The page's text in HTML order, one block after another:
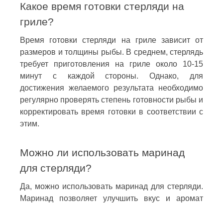
Какое время готовки стерляди на
гриле?
Время готовки стерляди на гриле зависит от
размеров и толщины рыбы. В среднем, стерлядь
требует приготовления на гриле около 10-15
минут с каждой стороны. Однако, для
достижения желаемого результата необходимо
регулярно проверять степень готовности рыбы и
корректировать время готовки в соответствии с
этим.
Можно ли использовать маринад
для стерляди?
Да, можно использовать маринад для стерляди.
Маринад позволяет улучшить вкус и аромат